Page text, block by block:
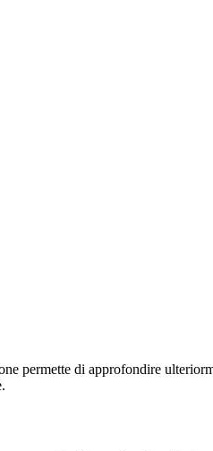
permette di approfondire